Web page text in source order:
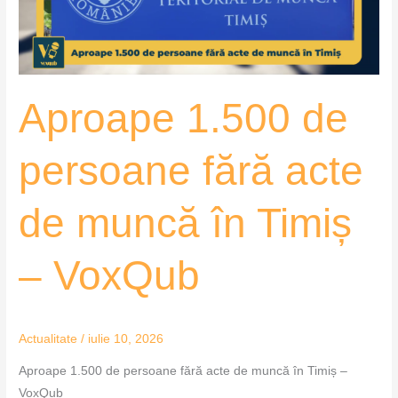
Aproape 1.500 de
persoane fără acte
de muncă în Timiș
– VoxQub
Actualitate / iulie 10, 2026
Aproape 1.500 de persoane fără acte de muncă în Timiș –
VoxQub
muncă
în
VoxQub